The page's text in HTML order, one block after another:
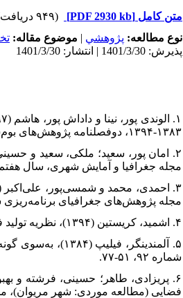
متن کامل [PDF 2930 kb]
(۹۴۹ دریافت)
نوع مطالعه: پژوهشي | موضوع مقاله:
پذیرش: 1401/3/30 | انتشار: 1401/3/30
۱۳۸۳-۱۳۹۴، دوفصلنامه پژوهش‌های بوم‌شناسی شهری، سال نهم، شماره ۲، ۶۹-۸۶.
مجله جغرافیا و آمایش شهری، سال هفتم، شماره
مجله پژوهش‌های جغرافیای برنامه‌ریزی شهری، دوره
۴. اشمید، کریستین (۱۳۹۴)، نظریه تولید فضای هانری لوفور: به‌سوی دیالکتیک سه وجهی، ترجمه آیدین ترکمه، تهران: انتشارات تیسا.
۵. آلمندینگر،
شماره ۹۲، ۵۱-۷۷.
فضایی (مطالعه موردی: شهر مریوان)، مجله آمایش